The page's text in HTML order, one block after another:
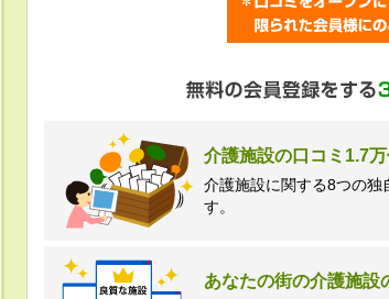
介護施設の口コミ1.7万
介護施設に関する8つの独
す。
あなたの街の介護施設